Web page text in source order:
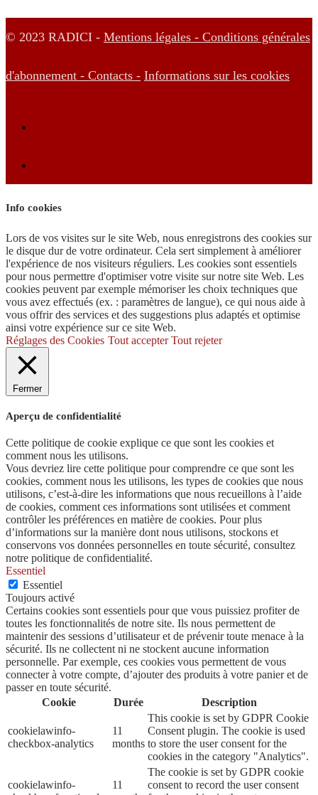
© 2023 RADICI - Mentions légales - Conditions générales
d'abonnement - Contacts - Informations sur les cookies
Info cookies
Lors de vos visites sur le site Web, nous enregistrons des cookies sur
le disque dur de votre ordinateur. Cela sert simplement à améliorer
l'expérience de nos visiteurs réguliers. Les cookies sont essentiels
pour nous permettre d'optimiser votre visite sur notre site Web. Les
cookies peuvent par exemple mémoriser les choix techniques que
vous avez effectués (ex. : paramètres de langue), ce qui nous aide à
vous offrir des services et des suggestions plus adaptés et optimise
ainsi votre expérience sur ce site Web.
Réglages des Cookies Tout accepter Tout rejeter
Fermer
Aperçu de confidentialité
Cette politique de cookie explique ce que sont les cookies et
comment nous les utilisons.
Vous devriez lire cette politique pour comprendre ce que sont les
cookies, comment nous les utilisons, les types de cookies que nous
utilisons, c’est-à-dire les informations que nous recueillons à l’aide
de cookies, comment ces informations sont utilisées et comment
contrôler les préférences en matière de cookies. Pour plus
d’informations sur la manière dont nous utilisons, stockons et
conservons vos données personnelles en toute sécurité, consultez
notre politique de confidentialité.
Essentiel
Essentiel
Toujours activé
Certains cookies sont essentiels pour que vous puissiez profiter de
toutes les fonctionnalités de notre site. Ils nous permettent de
maintenir des sessions d’utilisateur et de prévenir toute menace à la
sécurité. Ils ne collectent ni ne stockent aucune information
personnelle. Par exemple, ces cookies vous permettent de vous
connecter à votre compte, d’ajouter des produits à votre panier et de
passer en toute sécurité.
Cookie
Durée Description
cookielawinfo-
checkbox-analytics
11
months
This cookie is set by GDPR Cookie
Consent plugin. The cookie is used
to store the user consent for the
cookies in the category "Analytics".
cookielawinfo-
11
The cookie is set by GDPR cookie
consent to record the user consent